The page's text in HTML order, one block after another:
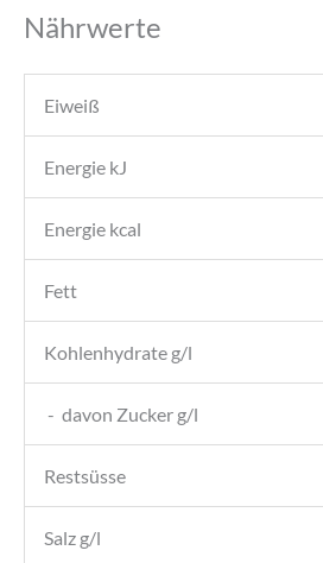
Nährwerte
Eiweiß
Energie kJ
Energie kcal
Fett
Kohlenhydrate g/l
- davon Zucker g/l
Restsüsse
Salz g/l